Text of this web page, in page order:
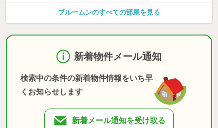
ブルームンのすべての部屋を見る
新着物件メール通知
検索中の条件の新着物件情報をいち早
くお知らせします
新着メール通知を受け取る